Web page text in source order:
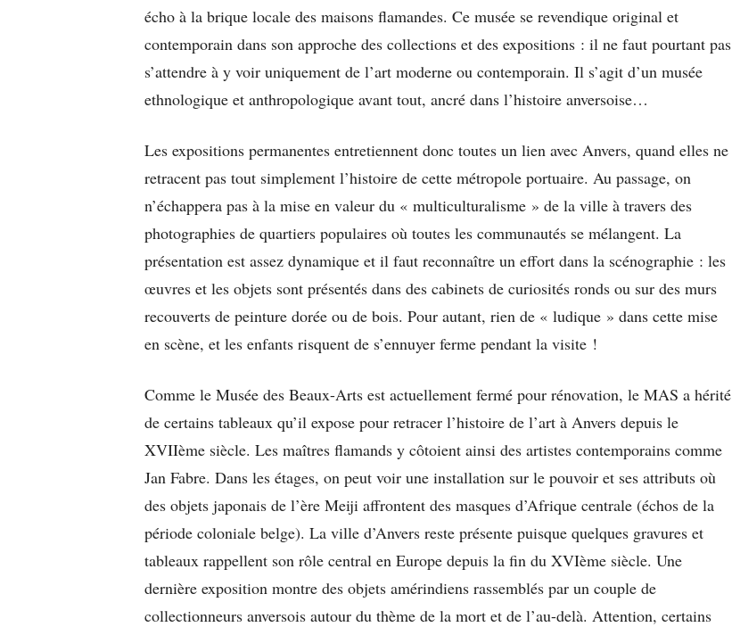
écho à la brique locale des maisons flamandes. Ce musée se revendique original et
contemporain dans son approche des collections et des expositions : il ne faut pourtant pas
s’attendre à y voir uniquement de l’art moderne ou contemporain. Il s’agit d’un musée
ethnologique et anthropologique avant tout, ancré dans l’histoire anversoise…
Les expositions permanentes entretiennent donc toutes un lien avec Anvers, quand elles ne
retracent pas tout simplement l’histoire de cette métropole portuaire. Au passage, on
n’échappera pas à la mise en valeur du « multiculturalisme » de la ville à travers des
photographies de quartiers populaires où toutes les communautés se mélangent. La
présentation est assez dynamique et il faut reconnaître un effort dans la scénographie : les
œuvres et les objets sont présentés dans des cabinets de curiosités ronds ou sur des murs
recouverts de peinture dorée ou de bois. Pour autant, rien de « ludique » dans cette mise
en scène, et les enfants risquent de s’ennuyer ferme pendant la visite !
Comme le Musée des Beaux-Arts est actuellement fermé pour rénovation, le MAS a hérité
de certains tableaux qu’il expose pour retracer l’histoire de l’art à Anvers depuis le
XVIIème siècle. Les maîtres flamands y côtoient ainsi des artistes contemporains comme
Jan Fabre. Dans les étages, on peut voir une installation sur le pouvoir et ses attributs où
des objets japonais de l’ère Meiji affrontent des masques d’Afrique centrale (échos de la
période coloniale belge). La ville d’Anvers reste présente puisque quelques gravures et
tableaux rappellent son rôle central en Europe depuis la fin du XVIème siècle. Une
dernière exposition montre des objets amérindiens rassemblés par un couple de
collectionneurs anversois autour du thème de la mort et de l’au-delà. Attention, certains